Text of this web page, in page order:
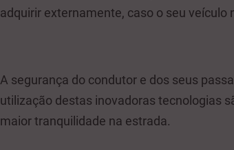
adquirir externamente, caso o seu
A segurança do condutor e dos seus
utilização destas inovadoras tecnologias
maior tranquilidade na estrada.